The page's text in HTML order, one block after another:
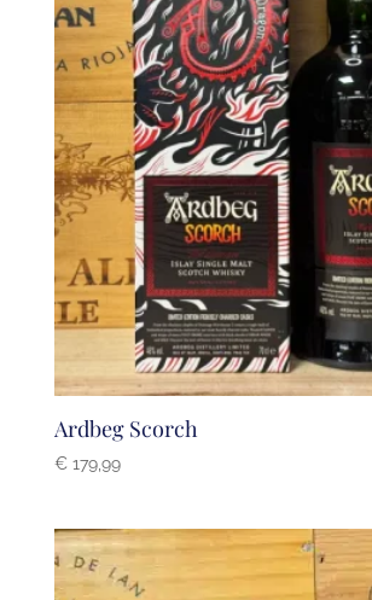
Ardbeg Scorch
€179,99